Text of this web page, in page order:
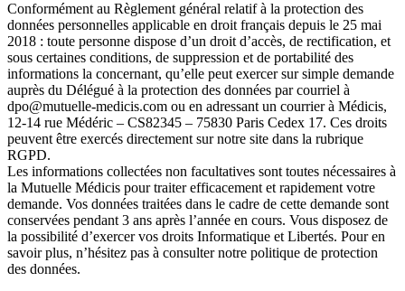
Conformément au Règlement général relatif à la protection des
données personnelles applicable en droit français depuis le 25 mai
2018 : toute personne dispose d’un droit d’accès, de rectification, et
sous certaines conditions, de suppression et de portabilité des
informations la concernant, qu’elle peut exercer sur simple demande
auprès du Délégué à la protection des données par courriel à
dpo@mutuelle-medicis.com ou en adressant un courrier à Médicis,
12-14 rue Médéric – CS82345 – 75830 Paris Cedex 17. Ces droits
peuvent être exercés directement sur notre site dans la rubrique
RGPD.
Les informations collectées non facultatives sont toutes nécessaires à
la Mutuelle Médicis pour traiter efficacement et rapidement votre
demande. Vos données traitées dans le cadre de cette demande sont
conservées pendant 3 ans après l’année en cours. Vous disposez de
la possibilité d’exercer vos droits Informatique et Libertés. Pour en
savoir plus, n’hésitez pas à consulternotre politique de protection
des données.